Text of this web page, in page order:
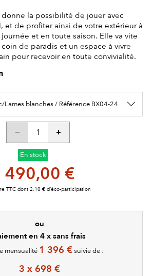
donne la possibilité de jouer avec
et de profiter ainsi de votre extérieur à
et en toute saison. Elle va vite
de paradis et un espace à vivre
pour recevoir en toute convivialité.
Lames blanches / Référence BX04-24
En stock
490,00 €
TTC dont 2,10 € d’éco-participation
ou
en 4 x sans frais
mensualité 1 396 €suivie de :
3 x 698 €